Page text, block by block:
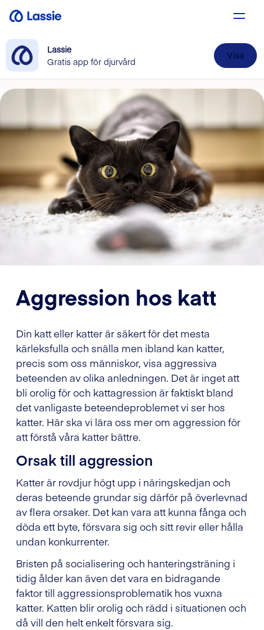
Lassie
Gratis app för djurvård
Visa
Aggression hos katt
Din katt eller katter är säkert för det mesta
kärleksfulla och snälla men ibland kan katter,
precis som oss människor, visa aggressiva
beteenden av olika anledningen. Det är inget att
bli orolig för och kattagression är faktiskt bland
det vanligaste beteendeproblemet vi ser hos
katter. Här ska vi lära oss mer om aggression för
att förstå våra katter bättre.
Orsak till aggression
Katter är rovdjur högt upp i näringskedjan och
deras beteende grundar sig därför på överlevnad
av flera orsaker. Det kan vara att kunna fånga och
döda ett byte, försvara sig och sitt revir eller hålla
undan konkurrenter.
Bristen på socialisering och hanteringsträning i
tidig ålder kan även det vara en bidragande
faktor till aggressionsproblematik hos vuxna
katter. Katten blir orolig och rädd i situationen och
då vill den helt enkelt försvara sig.